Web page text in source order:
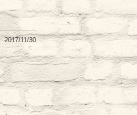
2017/11/30